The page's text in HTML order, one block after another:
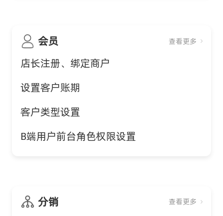
会员 查看更多
店长注册、绑定商户
设置客户账期
客户类型设置
B端用户前台角色权限设置
分销 查看更多